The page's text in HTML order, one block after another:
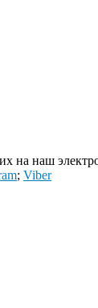
на наш
; Viber